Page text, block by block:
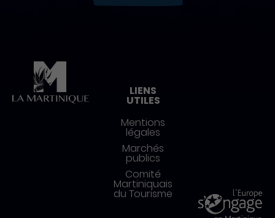
LIENS
UTILES
Mentions
légales
Marchés
publics
Comité
Martiniquais
du Tourisme